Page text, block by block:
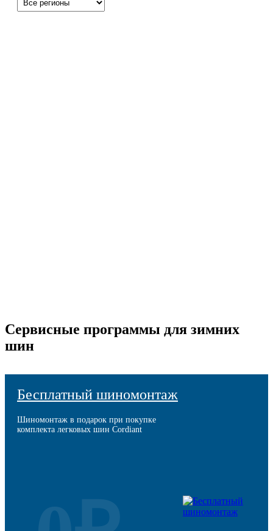
Сервисные программы для зимних
шин
Бесплатный шиномонтаж
Шиномонтаж в подарок при покупке
комплекта легковых шин Cordiant